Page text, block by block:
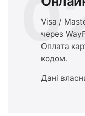
Visa /
через
Оплата
кодом.
Дані